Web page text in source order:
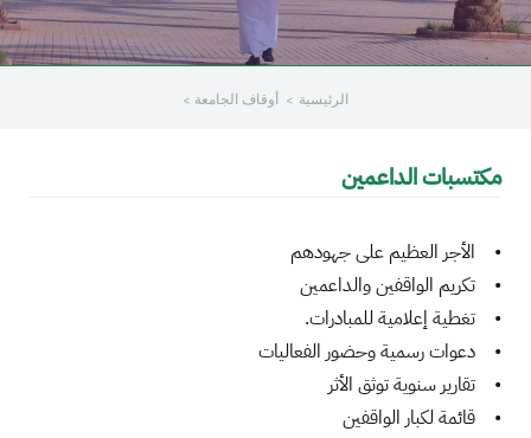
الرئيسية أوقاف الجامعة
مكتسبات الداعمين
• الأجر العظيم على جهودهم
• تكريم الواقفين والداعمين
• تغطية إعلامية للمبادرات.
• دعوات رسمية وحضور الفعاليات
• تقارير سنوية توثق الأثر
• قائمة لكبار الواقفين